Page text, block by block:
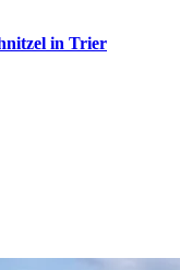
in Trier